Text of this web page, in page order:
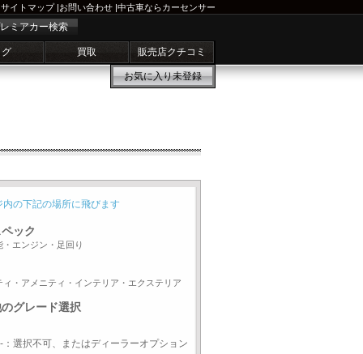
サイトマップ|お問い合わせ |中古車ならカーセンサー
ミアカー検索
買取 販売店クチコミ
お気に入り未登録
内の下記の場所に飛びます
ック
・エンジン・足回り
ィ・アメニティ・インテリア・エクステリア
グレード選択
択不可、またはディーラーオプション